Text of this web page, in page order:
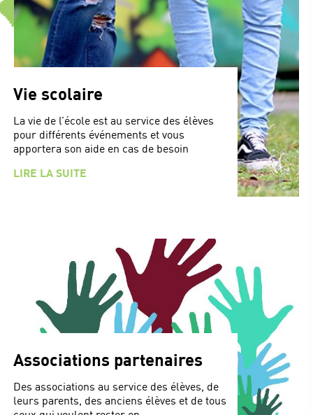
Vie scolaire
La vie de l’école est au service des élèves
pour différents événements et vous
apportera son aide en cas de besoin
LIRE LA SUITE
Associations partenaires
Des associations au service des élèves, de
leurs parents, des anciens élèves et de tous